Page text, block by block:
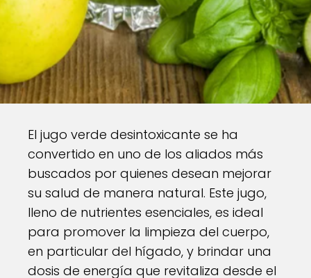
El jugo verde desintoxicante se ha
convertido en uno de los aliados más
buscados por quienes desean mejorar
su salud de manera natural. Este jugo,
lleno de nutrientes esenciales, es ideal
para promover la limpieza del cuerpo,
en particular del hígado, y brindar una
dosis de energía que revitaliza desde el